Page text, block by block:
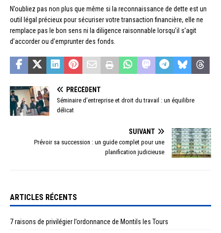
N’oubliez pas non plus que même si la reconnaissance de dette est un
outil légal précieux pour sécuriser votre transaction financière, elle ne
remplace pas le bon sens ni la diligence raisonnable lorsqu’il s’agit
d’accorder ou d’emprunter des fonds.
PRÉCÉDENT
Séminaire d’entreprise et droit du travail : un équilibre
délicat
SUIVANT
Prévoir sa succession : un guide complet pour une
planification judicieuse
ARTICLES RÉCENTS
7 raisons de privilégier l’ordonnance de Montils les Tours